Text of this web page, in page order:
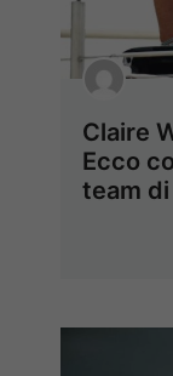
Claire
Ecco
team di